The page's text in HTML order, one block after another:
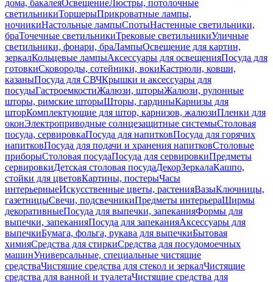
дома, бакалеяОсвещениеЛюстры, потолочные
светильникиТоршерыПрикроватные лампы,
ночникиНастольные лампыСпотыНастенные светильники,
браТочечные светильникиТрековые светильникиУличные
светильники, фонари, браЛампыОсвещение для картин,
зеркалКольцевые лампыАксессуары для освещенияПосуда для
готовкиСковороды, сотейники, вокиКастрюли, ковши,
казаныПосуда для СВЧКрышки и аксессуары для
посудыГастроемкостиЖалюзи, шторыЖалюзи, рулонные
шторы, римские шторыШторы, гардиныКарнизы для
шторКомплектующие для штор, карнизов, жалюзиПленки для
оконЭлектроприводные солнцезащитные системыСтоловая
посуда, сервировкаПосуда для напитковПосуда для горячих
напитковПосуда для подачи и хранения напитковСтоловые
приборыСтоловая посудаПосуда для сервировкиПредметы
сервировкиДетская столовая посудаДекорЗеркалаКашпо,
стойки для цветовКартины, постерыЧасы
интерьерныеИскусственные цветы, растенияВазыКлючницы,
газетницыСвечи, подсвечникиПредметы интерьераШирмы
декоративныеПосуда для выпечки, запеканияФормы для
выпечки, запеканияПосуда для запеканияАксессуары для
выпечкиБумага, фольга, рукава для выпечкиБытовая
химияСредства для стиркиСредства для посудомоечных
машинУниверсальные, специальные чистящие
средстваЧистящие средства для стекол и зеркалЧистящие
средства для ванной и туалетаЧистящие средства для